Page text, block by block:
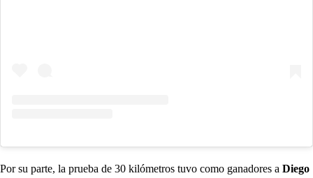
Por su parte, la prueba de 30 kilómetros tuvo como ganadores a Diego